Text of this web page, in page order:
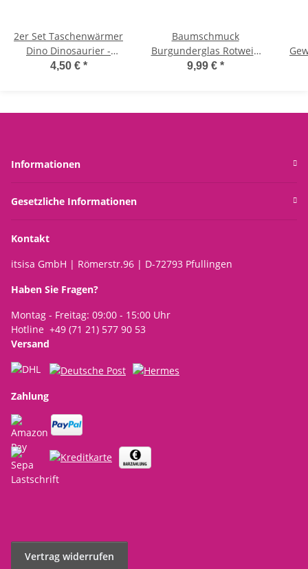
2er Set Taschenwärmer
Dino Dinosaurier -
Wichtelgeschenk -
4,50 € *
Baumschmuck
Burgunderglas Rotwein
Glas mit beweglicher
9,99 € *
Informationen
Gesetzliche Informationen
Kontakt
itsisa GmbH | Römerstr.96 | D-72793 Pfullingen
Haben Sie Fragen?
Montag - Freitag: 09:00 - 15:00 Uhr
Hotline +49 (71 21) 577 90 53
Versand
Zahlung
Vertrag widerrufen